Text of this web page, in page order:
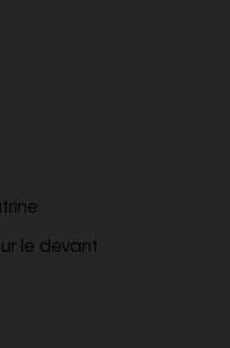
le devant